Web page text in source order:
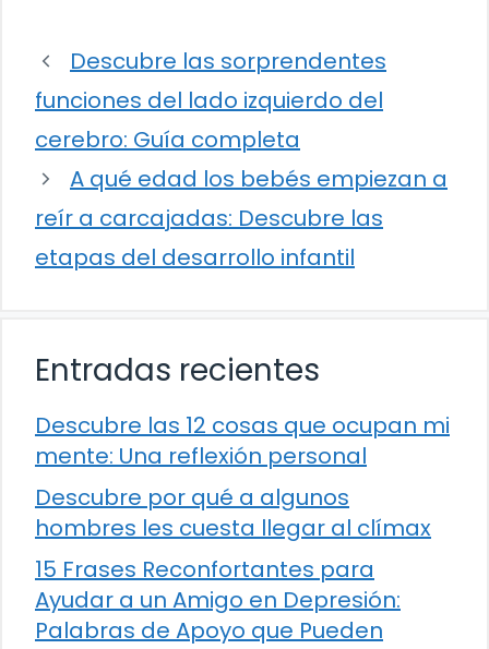
Descubre las sorprendentes
funciones del lado izquierdo del
cerebro: Guía completa
A qué edad los bebés empiezan a
reír a carcajadas: Descubre las
etapas del desarrollo infantil
Entradas recientes
Descubre las 12 cosas que ocupan mi
mente: Una reflexión personal
Descubre por qué a algunos
hombres les cuesta llegar al clímax
15 Frases Reconfortantes para
Ayudar a un Amigo en Depresión:
Palabras de Apoyo que Pueden